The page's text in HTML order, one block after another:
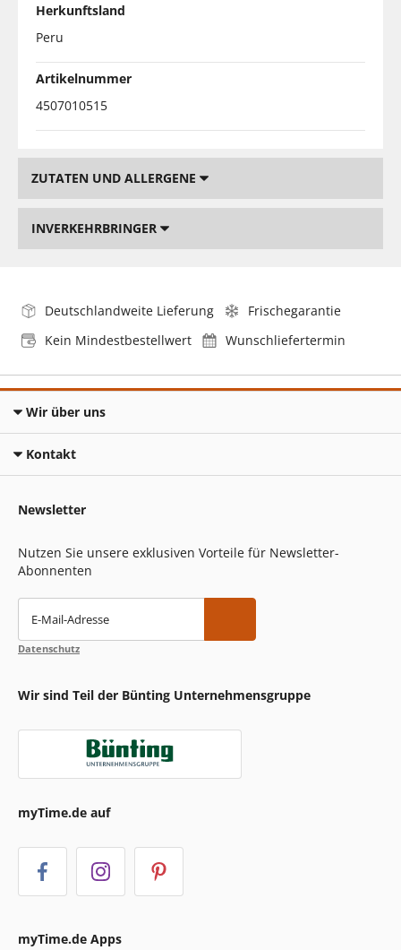
Herkunftsland
Peru
Artikelnummer
4507010515
ZUTATEN UND ALLERGENE
INVERKEHRBRINGER
Deutschlandweite Lieferung
Frischegarantie
Kein Mindestbestellwert
Wunschliefertermin
Wir über uns
Kontakt
Newsletter
Nutzen Sie unsere exklusiven Vorteile für Newsletter-
Abonnenten
E-Mail-Adresse
Datenschutz
Wir sind Teil der Bünting Unternehmensgruppe
myTime.de auf
myTime.de Apps